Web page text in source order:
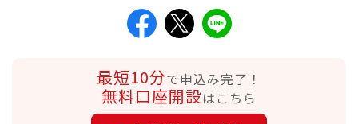
最短10分で申込み完了！
無料口座開設はこちら